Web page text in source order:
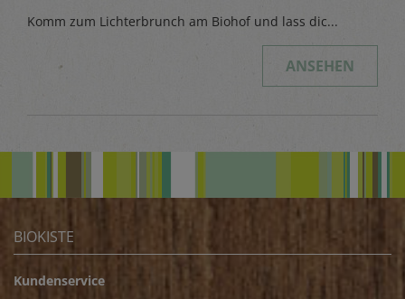
Komm zum Lichterbrunch am Biohof und lass dic...
ANSEHEN
BIOKISTE
Kundenservice